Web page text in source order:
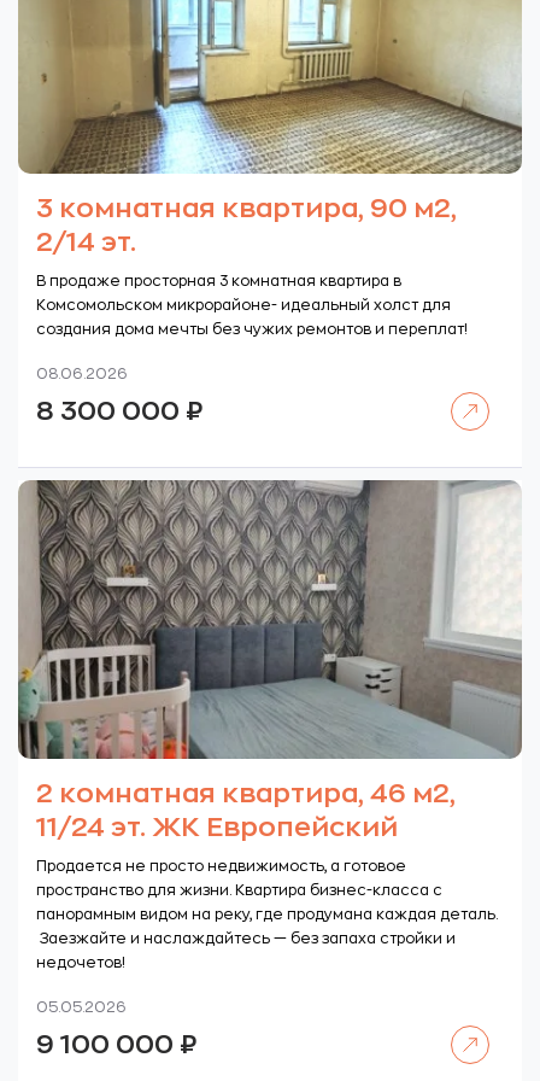
3 комнатная квартира, 90 м2,
2/14 эт.
В продаже просторная 3 комнатная квартира в
Комсомольском микрорайоне- идеальный холст для
создания дома мечты без чужих ремонтов и переплат!
08.06.2026
8 300 000 ₽
2 комнатная квартира, 46 м2,
11/24 эт. ЖК Европейский
Продается не просто недвижимость, а готовое
пространство для жизни. Квартира бизнес-класса с
панорамным видом на реку, где продумана каждая деталь.
Заезжайте и наслаждайтесь — без запаха стройки и
недочетов!
05.05.2026
9 100 000 ₽